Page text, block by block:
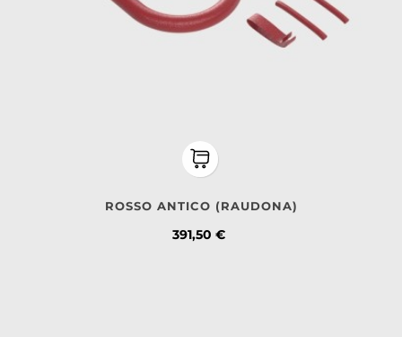
ROSSO ANTICO (RAUDONA)
Kaina
391,50 €